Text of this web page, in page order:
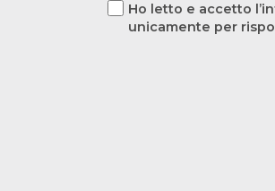
Ho letto e accetto
unicamente per